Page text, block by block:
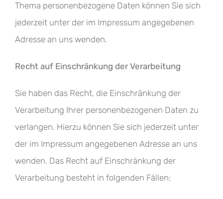
Thema personenbezogene Daten können Sie sich
jederzeit unter der im Impressum angegebenen
Adresse an uns wenden.
Recht auf Einschränkung der Verarbeitung
Sie haben das Recht, die Einschränkung der
Verarbeitung Ihrer personenbezogenen Daten zu
verlangen. Hierzu können Sie sich jederzeit unter
der im Impressum angegebenen Adresse an uns
wenden. Das Recht auf Einschränkung der
Verarbeitung besteht in folgenden Fällen: